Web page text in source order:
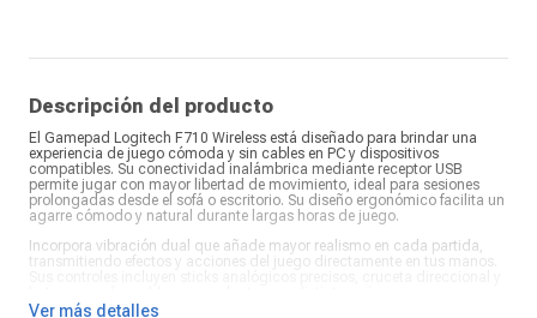
Descripción del producto
El Gamepad Logitech F710 Wireless está diseñado para brindar una
experiencia de juego cómoda y sin cables en PC y dispositivos
compatibles. Su conectividad inalámbrica mediante receptor USB
permite jugar con mayor libertad de movimiento, ideal para sesiones
prolongadas desde el sofá o escritorio. Su diseño ergonómico facilita un
agarre cómodo y natural durante largas horas de juego.
Incorpora vibración dual que añade mayor realismo en cada partida,
transmitiendo efectos y acciones del juego directamente en tus manos.
deportes, carreras o acción. Ofrece compatibilidad con múltiples títulos
Ver más detalles